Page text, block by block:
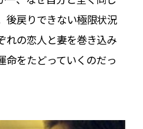
戻りできない極限状況
れの恋人と妻を巻き込み
命をたどっていくのだっ